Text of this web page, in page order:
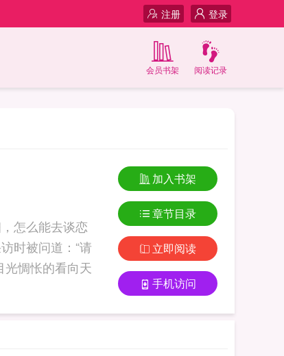
登录
注册
阅读记录
会员书架
怎么能去谈恋
时被问道：“请
光惆怅的看向天
加入书架
章节目录
立即阅读
手机访问